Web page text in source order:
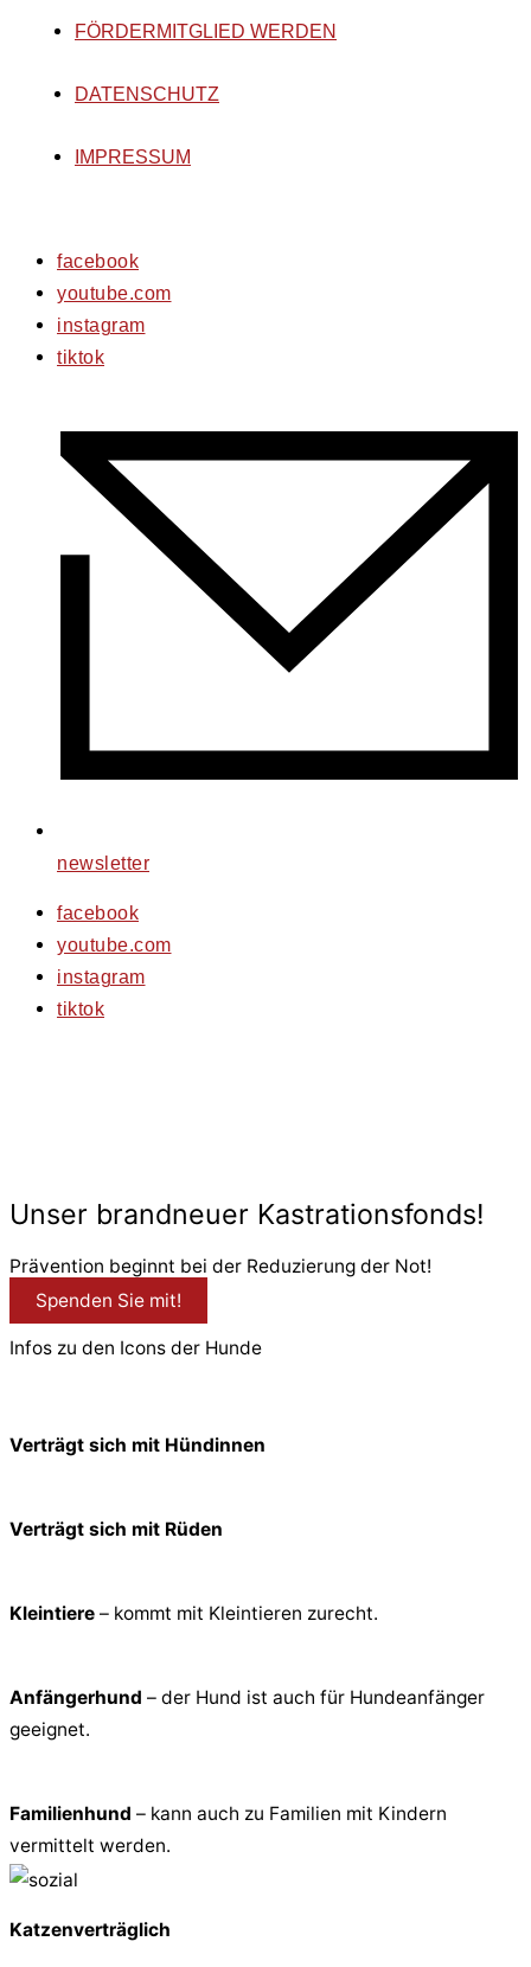
FÖRDERMITGLIED WERDEN
DATENSCHUTZ
IMPRESSUM
facebook
youtube.com
instagram
tiktok
newsletter
facebook
youtube.com
instagram
tiktok
Unser brandneuer Kastrationsfonds!
Prävention beginnt bei der Reduzierung der Not!
Spenden Sie mit!
Infos zu den Icons der Hunde
Verträgt sich mit Hündinnen
Verträgt sich mit Rüden
Kleintiere – kommt mit Kleintieren zurecht.
Anfängerhund – der Hund ist auch für Hundeanfänger
geeignet.
Familienhund – kann auch zu Familien mit Kindern
vermittelt werden.
Katzenverträglich